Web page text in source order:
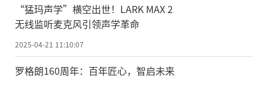
“猛玛声学”横空出世！LARK MAX 2
无线监听麦克风引领声学革命
2025-04-21 11:10:07
罗格朗160周年：百年匠心，智启未来